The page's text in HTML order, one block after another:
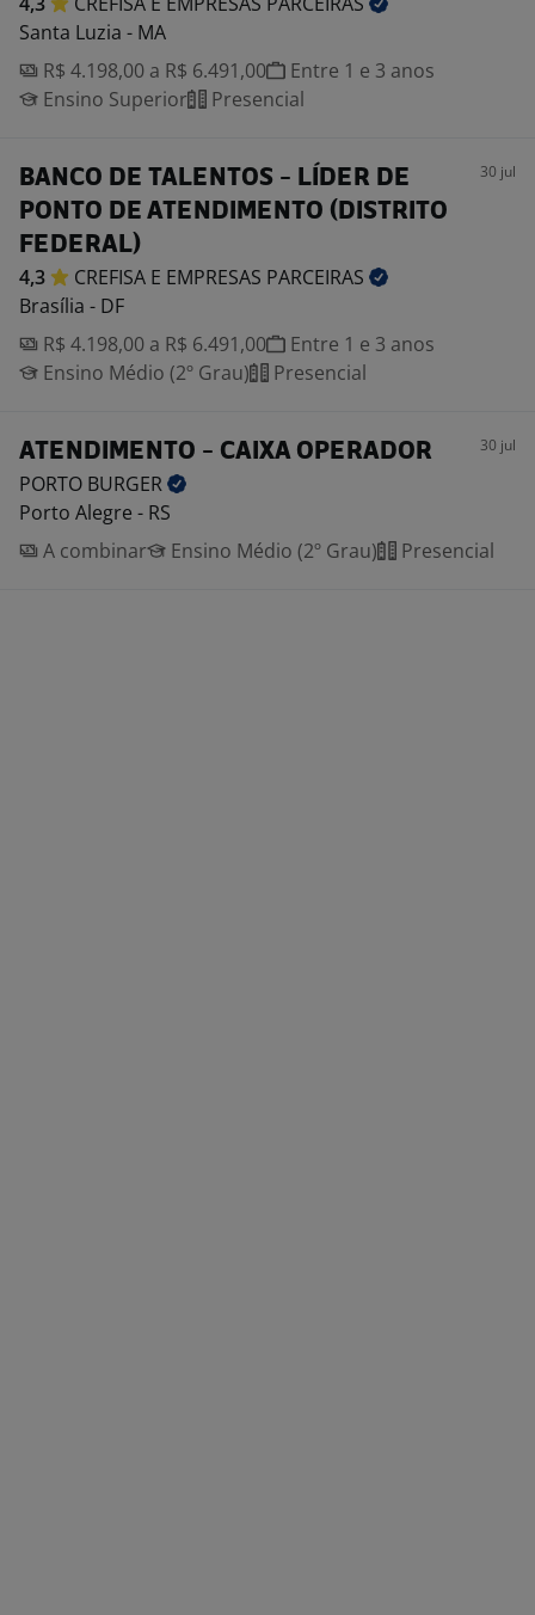
Santa Luzia - MA
R$ 4.198,00 a R$ 6.491,00
Entre 1 e 3 anos
Ensino Superior
Presencial
BANCO DE TALENTOS - LÍDER DE
PONTO DE ATENDIMENTO (DISTRITO
FEDERAL)
30 jul
4,3 CREFISA E EMPRESAS PARCEIRAS
Brasília - DF
R$ 4.198,00 a R$ 6.491,00
Entre 1 e 3 anos
Ensino Médio (2º Grau)
Presencial
ATENDIMENTO - CAIXA OPERADOR 30 jul
PORTO BURGER
Porto Alegre - RS
A combinar
Ensino Médio (2º Grau) Presencial